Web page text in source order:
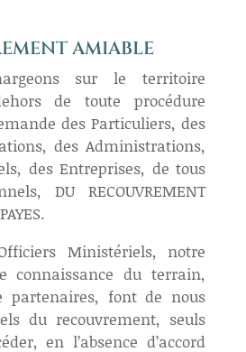
AMIABLE
sur le territoire
de toute procédure
des Particuliers, des
des Administrations,
des Entreprises, de tous
DU RECOUVREMENT
Ministériels, notre
connaissance du terrain,
partenaires, font de nous
du recouvrement, seuls
en l’absence d’accord